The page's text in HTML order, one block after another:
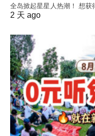
全岛掀起星星人热潮！ 想
2 天 ago